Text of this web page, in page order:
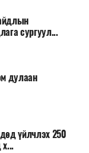
бүх шатандаа
сургуул...
дулаан
үйлчлэх 250
х...